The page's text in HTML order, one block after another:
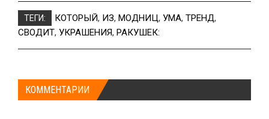
ТЕГИ: КОТОРЫЙ, ИЗ, МОДНИЦ, УМА, ТРЕНД,
СВОДИТ, УКРАШЕНИЯ, РАКУШЕК:
КОММЕНТАРИИ